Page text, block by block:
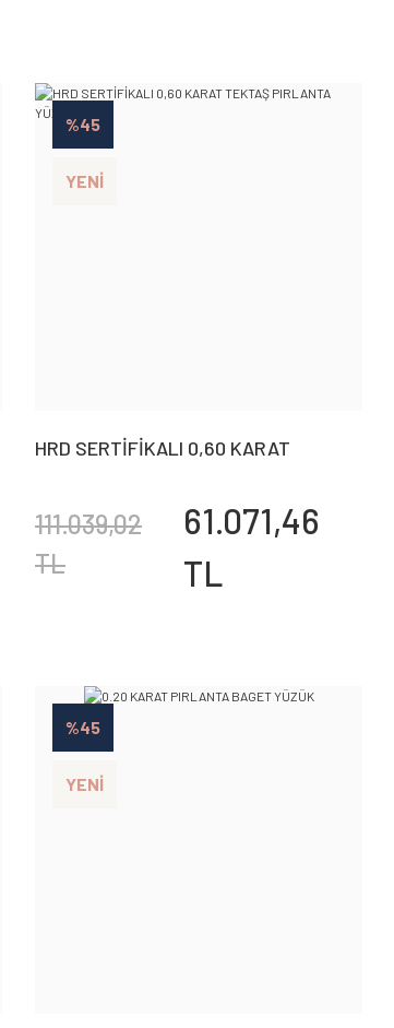
%45
YENİ
HRD SERTİFİKALI 0,60 KARAT
111.039,02
TL
61.071,46
TL
%45
YENİ